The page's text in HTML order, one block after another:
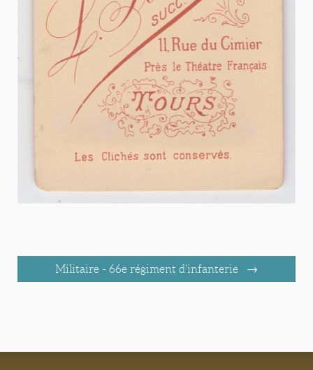
Militaire - 66e régiment d'infanterie